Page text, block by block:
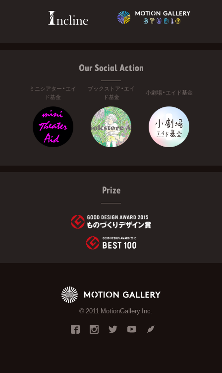
Our Social Action
ミニシアター・エイ
ド基金
ブックストア・エイ
ド基金
小劇場・エイド基金
Prize
© 2011 MotionGallery Inc.